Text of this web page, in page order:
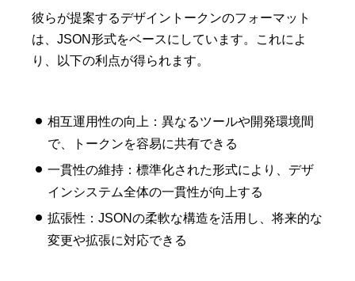
彼らが提案するデザイントークンのフォーマット
は、JSON形式をベースにしています。これによ
り、以下の利点が得られます。
相互運用性の向上：異なるツールや開発環境間
で、トークンを容易に共有できる
一貫性の維持：標準化された形式により、デザ
インシステム全体の一貫性が向上する
拡張性：JSONの柔軟な構造を活用し、将来的な
変更や拡張に対応できる